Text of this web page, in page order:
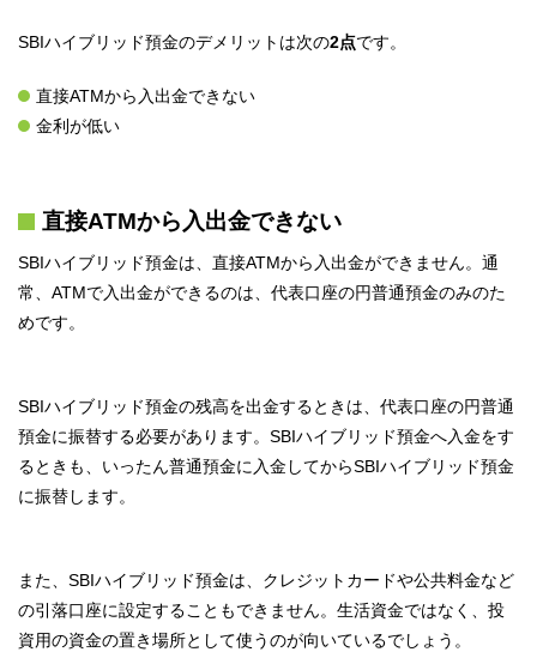
SBIハイブリッド預金のデメリットは次の2点です。
直接ATMから入出金できない
金利が低い
直接ATMから入出金できない
SBIハイブリッド預金は、直接ATMから入出金ができません。通
常、ATMで入出金ができるのは、代表口座の円普通預金のみのた
めです。
SBIハイブリッド預金の残高を出金するときは、代表口座の円普通
預金に振替する必要があります。SBIハイブリッド預金へ入金をす
るときも、いったん普通預金に入金してからSBIハイブリッド預金
に振替します。
また、SBIハイブリッド預金は、クレジットカードや公共料金など
の引落口座に設定することもできません。生活資金ではなく、投
資用の資金の置き場所として使うのが向いているでしょう。